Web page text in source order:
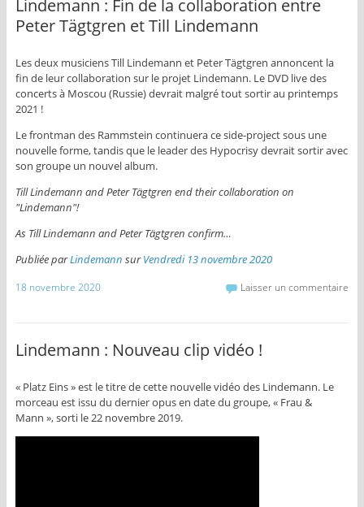
Lindemann : Fin de la collaboration entre
Peter Tägtgren et Till Lindemann
Les deux musiciens Till Lindemann et Peter Tägtgren annoncent la
fin de leur collaboration sur le projet Lindemann. Le DVD live des
concerts à Moscou (Russie) devrait malgré tout sortir au printemps
2021 !
Le frontman des Rammstein continuera ce side-project sous une
nouvelle forme, tandis que le leader des Hypocrisy devrait sortir avec
son groupe un nouvel album.
Till Lindemann and Peter Tägtgren end their collaboration on
"Lindemann"!
As Till Lindemann and Peter Tägtgren confirm…
Publiée parLindemann surVendredi 13 novembre 2020
18 novembre 2020 Laisser un commentaire
Lindemann : Nouveau clip vidéo !
« Platz Eins » est le titre de cette nouvelle vidéo des Lindemann. Le
morceau est issu du dernier opus en date du groupe, « Frau &
Mann », sorti le 22 novembre 2019.